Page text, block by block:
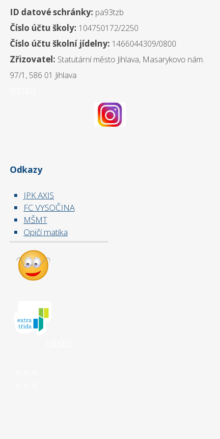
ID datové schránky: pa93tzb
Číslo účtu školy: 104750172/2250
Číslo účtu školní jídelny: 1466044309/0800
Zřizovatel: Statutární město Jihlava, Masarykovo nám.
97/1, 586 01 Jihlava
Odkazy
JPK AXIS
FC VYSOČINA
MŠMT
Opičí matika